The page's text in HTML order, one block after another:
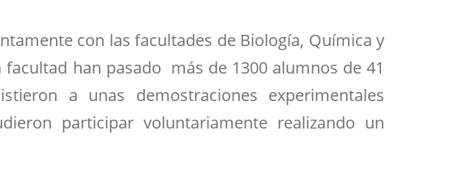
con las facultades de Biología, Química y
han pasado más de 1300 alumnos de 41
a unas demostraciones experimentales
participar voluntariamente realizando un